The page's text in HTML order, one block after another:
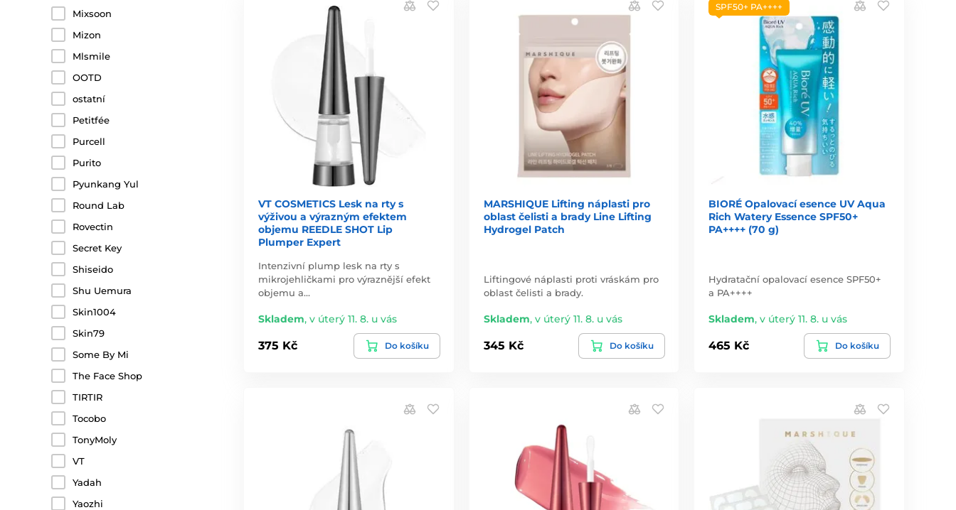
Mixsoon
Mizon
Mlsmile
OOTD
ostatní
Petitfée
Purcell
Purito
Pyunkang Yul
Round Lab
Rovectin
Secret Key
Shiseido
Shu Uemura
Skin1004
Skin79
Some By Mi
The Face Shop
TIRTIR
Tocobo
TonyMoly
VT
Yadah
Yaozhi
VT COSMETICS Lesk na rty s
výživou a výrazným efektem
objemu REEDLE SHOT Lip
Plumper Expert
Intenzivní plump lesk na rty s
mikrojehličkami pro výraznější efekt
objemu a…
Skladem, v úterý 11. 8. u vás
375 Kč Do košíku
MARSHIQUE Lifting náplasti pro
oblast čelisti a brady Line Lifting
Hydrogel Patch
Liftingové náplasti proti vráskám pro
oblast čelisti a brady.
Skladem, v úterý 11. 8. u vás
345 Kč Do košíku
SPF50+ PA++++
BIORÉ Opalovací esence UV Aqua
Rich Watery Essence SPF50+
PA++++ (70 g)
Hydratační opalovací esence SPF50+
a PA++++
Skladem,v úterý 11. 8. u vás
465 Kč Do košíku